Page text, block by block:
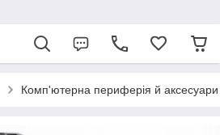
Комп'ютерна периферія й аксесуари